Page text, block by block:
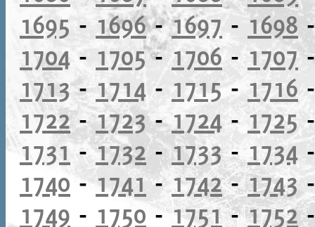
1695 - 1696-1697 - 1698
1704 - 1705-1706- 1707
1713-1714 - 1715-1716
1722-1723-1724-1725
1731 -1732-1733- 1734
1740 -1741- 1742-1743
1749 - 1750 -1751-1752